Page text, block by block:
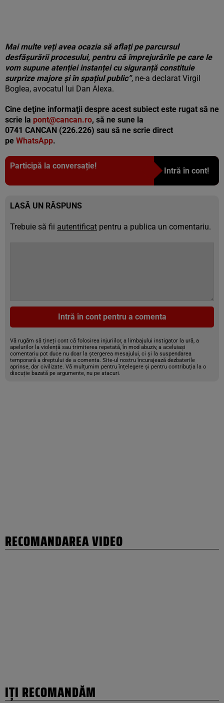
Mai multe veți avea ocazia să aflați pe parcursul
desfășurării procesului, pentru că împrejurările pe care le
vom supune atenției instanței cu siguranță constituie
surprize majore și în spațiul public”, ne-a declarat Virgil
Boglea, avocatul lui Dan Alexa.
Cine deţine informaţii despre acest subiect este rugat să ne
scrie la pont@cancan.ro, să ne sune la
0741 CANCAN (226.226) sau să ne scrie direct
pe WhatsApp.
Participă la conversație!
Intră în cont!
LASĂ UN RĂSPUNS
Trebuie să fii autentificat pentru a publica un comentariu.
Intră în cont pentru a comenta
Vă rugăm să țineți cont că folosirea injuriilor, a limbajului instigator la ură, a
apelurilor la violență sau trimiterea repetată, în mod abuziv, a aceluiași
comentariu pot duce nu doar la ștergerea mesajului, ci și la suspendarea
temporară a dreptului de a comenta. Site-ul nostru încurajează dezbaterile
aprinse, dar civilizate. Vă mulțumim pentru înțelegere și pentru contribuția la o
discuție bazată pe argumente, nu pe atacuri.
RECOMANDAREA VIDEO
IȚI RECOMANDĂM